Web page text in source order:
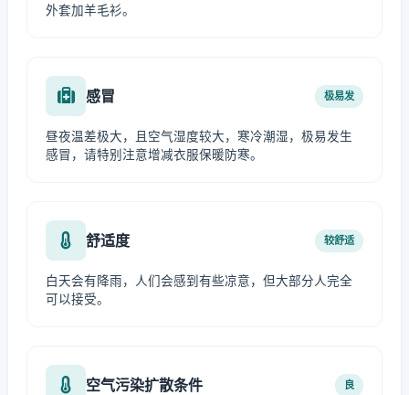
外套加羊毛衫。
感冒 极易发
昼夜温差极大，且空气湿度较大，寒冷潮湿，极易发生
感冒，请特别注意增减衣服保暖防寒。
舒适度 较舒适
白天会有降雨，人们会感到有些凉意，但大部分人完全
可以接受。
空气污染扩散条件 良